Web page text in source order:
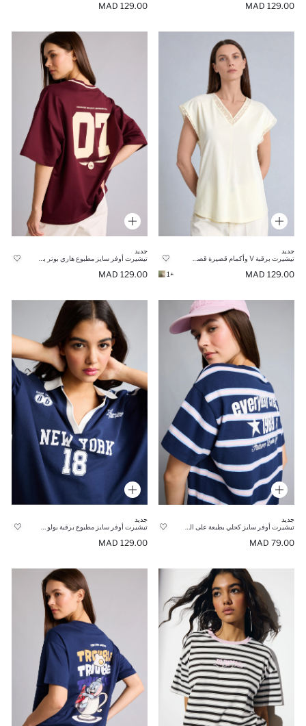
129.00 MAD
129.00 MAD
جديد
129.00 MAD
+1
جديد
129.00 MAD
جديد
79.00 MAD
جديد
129.00 MAD